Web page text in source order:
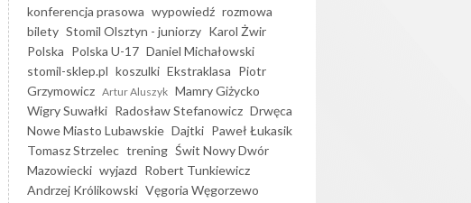
konferencja prasowa wypowiedź rozmowa
bilety Stomil Olsztyn - juniorzy Karol Żwir
Polska Polska U-17 Daniel Michałowski
stomil-sklep.pl koszulki Ekstraklasa Piotr
Grzymowicz Artur Aluszyk Mamry Giżycko
Wigry Suwałki Radosław Stefanowicz Drwęca
Nowe Miasto Lubawskie Dajtki Paweł Łukasik
Tomasz Strzelec trening Świt Nowy Dwór
Mazowiecki wyjazd Robert Tunkiewicz
Andrzej Królikowski Vęgoria Węgorzewo